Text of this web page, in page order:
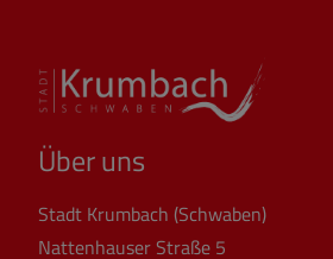
Über uns
Stadt Krumbach (Schwaben)
Nattenhauser Straße 5